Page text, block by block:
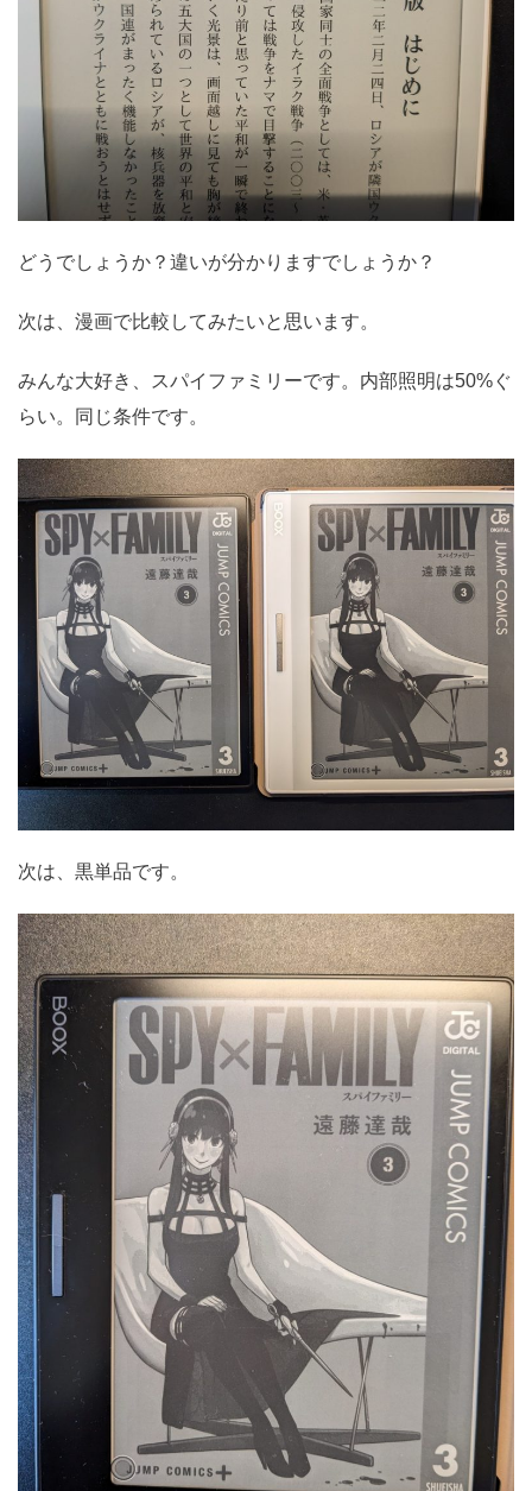
どうでしょうか？違いが分かりますでしょうか？
次は、漫画で比較してみたいと思います。
みんな大好き、スパイファミリーです。内部照明は50%ぐ
らい。同じ条件です。
次は、黒単品です。